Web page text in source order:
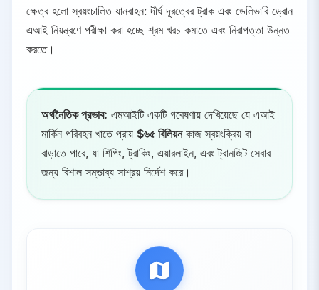
ক্ষেত্র হলো স্বয়ংচালিত যানবাহন: দীর্ঘ দূরত্বের ট্রাক এবং ডেলিভারি ড্রোন
এআই নিয়ন্ত্রণে পরীক্ষা করা হচ্ছে শ্রম খরচ কমাতে এবং নিরাপত্তা উন্নত
করতে।
অর্থনৈতিক প্রভাব: এমআইটি একটি গবেষণায় দেখিয়েছে যে এআই
মার্কিন পরিবহন খাতে প্রায় $৬৫ বিলিয়নকাজ স্বয়ংক্রিয় বা
বাড়াতে পারে, যা শিপিং, ট্রাকিং, এয়ারলাইন, এবং ট্রানজিট সেবার
জন্য বিশাল সম্ভাব্য সাশ্রয় নির্দেশ করে।